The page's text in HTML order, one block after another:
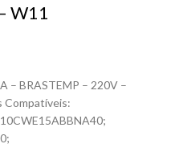
W11
– BRASTEMP – 220V –
Compatíveis: